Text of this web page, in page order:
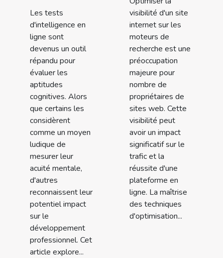
Les tests
d'intelligence en
ligne sont
devenus un outil
répandu pour
évaluer les
aptitudes
cognitives. Alors
que certains les
considèrent
comme un moyen
ludique de
mesurer leur
acuité mentale,
d'autres
reconnaissent leur
potentiel impact
sur le
développement
professionnel. Cet
article explore...
visibilité d'un site
internet sur les
moteurs de
recherche est une
préoccupation
majeure pour
nombre de
propriétaires de
sites web. Cette
visibilité peut
avoir un impact
significatif sur le
trafic et la
réussite d'une
plateforme en
ligne. La maîtrise
des techniques
d'optimisation...